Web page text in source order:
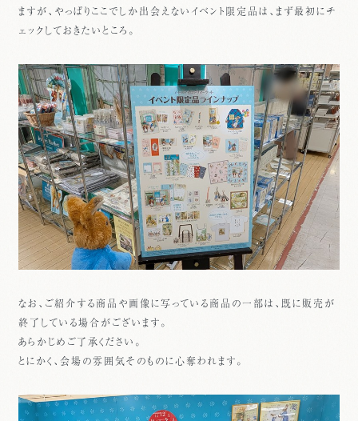
ますが、やっぱりここでしか出会えないイベント限定品は、まず最初にチ
ェックしておきたいところ。
なお、ご紹介する商品や画像に写っている商品の一部は、既に販売が
終了している場合がございます。
あらかじめご了承ください。
とにかく、会場の雰囲気そのものに心奪われます。